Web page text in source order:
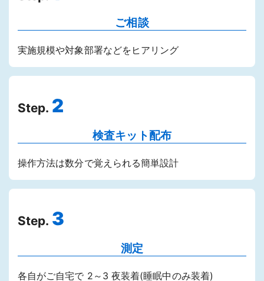
ご相談
実施規模や対象部署などをヒアリング
Step. 2
検査キット配布
操作方法は数分で覚えられる簡単設計
Step. 3
測定
各自がご自宅で 2～3 夜装着(睡眠中のみ装着)